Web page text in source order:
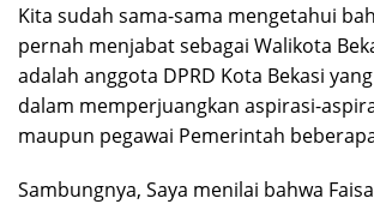
Kita sudah sama-sama mengetahui
pernah menjabat sebagai Walikota
adalah anggota DPRD Kota Bekasi
dalam memperjuangkan aspirasi-
maupun pegawai Pemerintah
Sambungnya, Saya menilai bahwa